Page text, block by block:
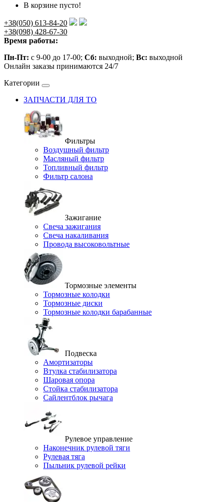
В корзине пусто!
+38(050) 613-84-20
+38(098) 428-67-30
Время работы:
Пн-Пт: с 9-00 до 17-00; Сб: выходной; Вс: выходной
Онлайн заказы принимаются 24/7
Категории
ЗАПЧАСТИ ДЛЯ ТО
Фильтры
Воздушный фильтр
Масляный фильтр
Топливный фильтр
Фильтр салона
Зажигание
Свеча зажигания
Свеча накаливания
Провода высоковольтные
Тормозные элементы
Тормозные колодки
Тормозные диски
Тормозные колодки барабанные
Подвеска
Амортизаторы
Втулка стабилизатора
Шаровая опора
Стойка стабилизатора
Сайлентблок рычага
Рулевое управление
Наконечник рулевой тяги
Рулевая тяга
Пыльник рулевой рейки